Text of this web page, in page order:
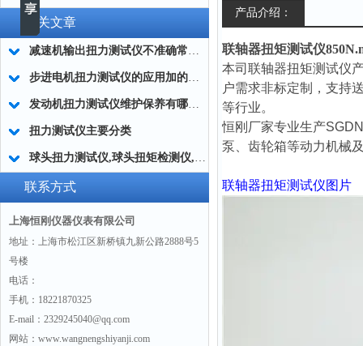
相关文章
减速机输出扭力测试仪不准确常用的处理方法
步进电机扭力测试仪的应用加的广泛
发动机扭力测试仪维护保养有哪些分类?
扭力测试仪主要分类
球头扭力测试仪,球头扭矩检测仪,汽车球头旋转扭矩测定仪
联系方式
上海恒刚仪器仪表有限公司
地址：上海市松江区新桥镇九新公路2888号5
号楼
电话：
手机：18221870325
E-mail：2329245040@qq.com
网站：www.wangnengshiyanji.com
产品介绍：
联轴器扭矩测试仪
本司 联轴器扭矩测试仪
户需求非标定制，支持
等行业。
恒刚厂家专业生产SGDN
泵、齿轮箱等动力机械
联轴器扭矩测试仪图片